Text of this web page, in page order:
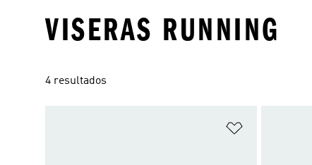
VISERAS RUNNING
4 resultados